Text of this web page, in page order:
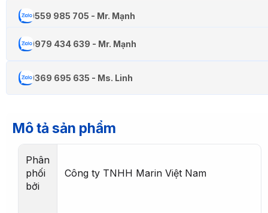
0559 985 705 - Mr. Mạnh
0979 434 639 - Mr. Mạnh
0369 695 635 - Ms. Linh
Mô tả sản phẩm
Phân
phối
bởi
Công ty TNHH Marin Việt Nam